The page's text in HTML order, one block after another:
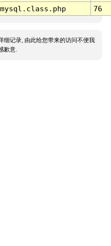
76
细记录, 由此给您带来的访问不便我
歉意.